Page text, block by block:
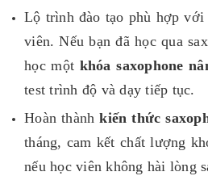
Lộ trình đào tạo phù hợp với
viên. Nếu bạn đã học qua
học một khóa saxophone
test trình độ và dạy tiếp tục.
Hoàn thànhkiến thức
tháng, cam kết chất lượng
nếu học viên không hài lòng